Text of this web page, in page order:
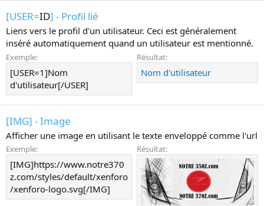
[USER=ID] - Profil lié
Liens vers le profil d'un utilisateur. Ceci est généralement
inséré automatiquement quand un utilisateur est mentionné.
Exemple:
[USER=1]Nom
d'utilisateur[/USER]
Résultat:
Nom d'utilisateur
[IMG] - Image
Afficher une image en utilisant le texte enveloppé comme l'url
Exemple:
[IMG]https://www.notre370
z.com/styles/default/xenforo
/xenforo-logo.svg[/IMG]
Résultat: